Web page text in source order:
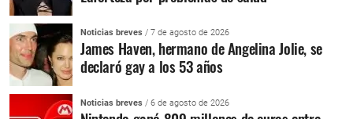
Noticias breves / 7 de agosto de 2026
James Haven, hermano de Angelina Jolie, se
declaró gay a los 53 años
Noticias breves / 6 de agosto de 2026